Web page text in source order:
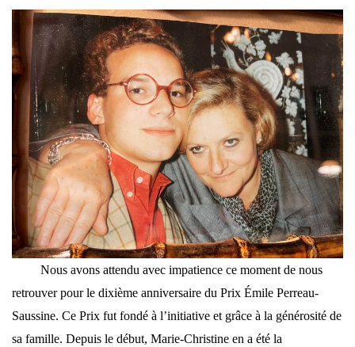
Nous avons attendu avec impatience ce moment de nous
retrouver pour le dixième anniversaire du Prix Émile Perreau-
Saussine. Ce Prix fut fondé à l’initiative et grâce à la générosité de
sa famille. Depuis le début, Marie-Christine en a été la